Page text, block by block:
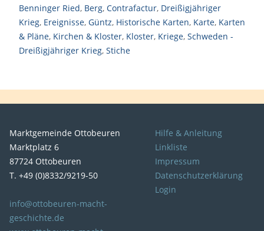
Benninger Ried, Berg, Contrafactur, Dreißigjähriger
Krieg, Ereignisse, Güntz, Historische Karten, Karte, Karten
& Pläne, Kirchen & Kloster, Kloster, Kriege, Schweden -
Dreißigjähriger Krieg, Stiche
Marktgemeinde Ottobeuren
Marktplatz 6
87724 Ottobeuren
T. +49 (0)8332/9219-50
info@ottobeuren-macht-
geschichte.de
Hilfe & Anleitung
Linkliste
Impressum
Datenschutzerklärung
Login